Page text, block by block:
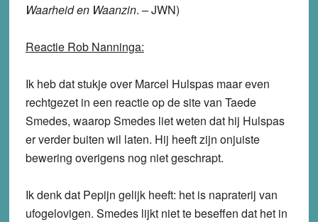
Waarheid en Waanzin. – JWN)
Reactie Rob Nanninga:
Ik heb dat stukje over Marcel Hulspas maar even
rechtgezet in een reactie op de site van Taede
Smedes, waarop Smedes liet weten dat hij Hulspas
er verder buiten wil laten. Hij heeft zijn onjuiste
bewering overigens nog niet geschrapt.
Ik denk dat Pepijn gelijk heeft: het is napraterij van
ufogelovigen. Smedes lijkt niet te beseffen dat het in